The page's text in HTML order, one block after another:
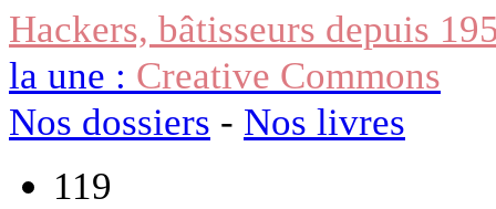
Hackers, bâtisseurs depuis
la une : Creative Commons
Nos dossiers - Nos livres
119